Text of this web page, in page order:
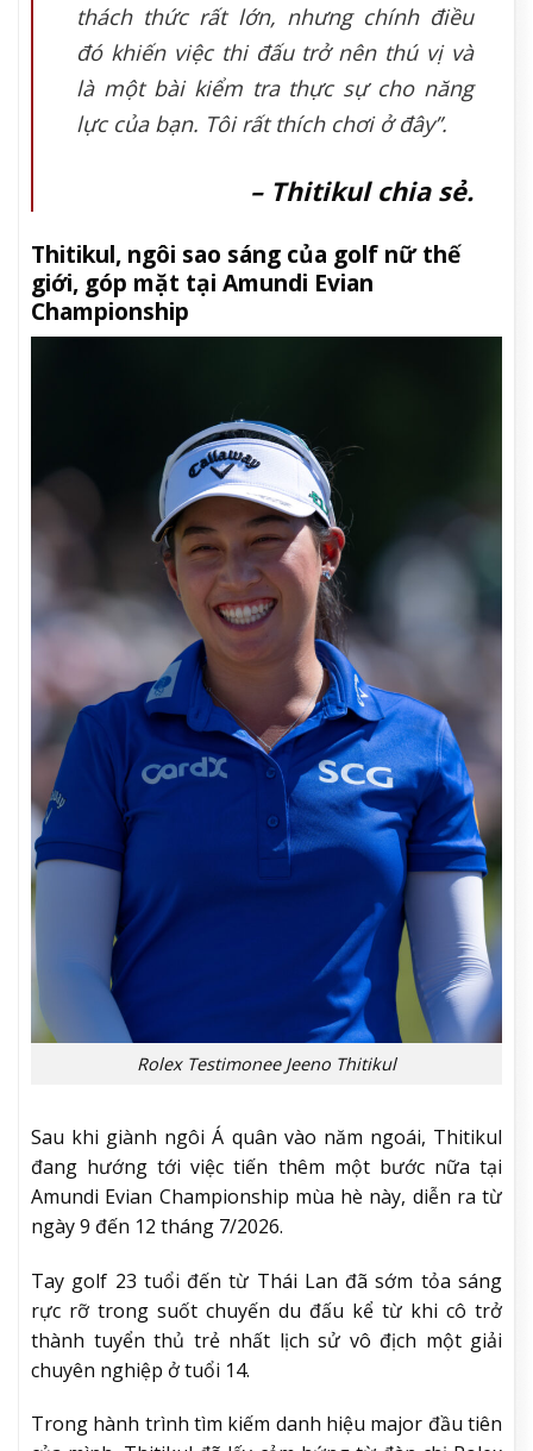
thách thức rất lớn, nhưng chính điều
đó khiến việc thi đấu trở nên thú vị và
là một bài kiểm tra thực sự cho năng
lực của bạn. Tôi rất thích chơi ở đây”.
– Thitikul chia sẻ.
Thitikul, ngôi sao sáng của golf nữ thế
giới, góp mặt tại Amundi Evian
Championship
Rolex Testimonee Jeeno Thitikul
Sau khi giành ngôi Á quân vào năm ngoái, Thitikul
đang hướng tới việc tiến thêm một bước nữa tại
Amundi Evian Championship mùa hè này, diễn ra từ
ngày 9 đến 12 tháng 7/2026.
Tay golf 23 tuổi đến từ Thái Lan đã sớm tỏa sáng
rực rỡ trong suốt chuyến du đấu kể từ khi cô trở
thành tuyển thủ trẻ nhất lịch sử vô địch một giải
chuyên nghiệp ở tuổi 14.
Trong hành trình tìm kiếm danh hiệu major đầu tiên